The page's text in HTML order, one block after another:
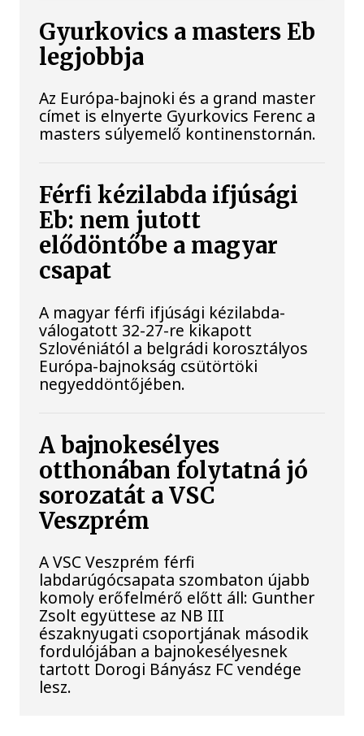
Gyurkovics a masters Eb
legjobbja
Az Európa-bajnoki és a grand master
címet is elnyerte Gyurkovics Ferenc a
masters súlyemelő kontinenstornán.
Férfi kézilabda ifjúsági
Eb: nem jutott
elődöntőbe a magyar
csapat
A magyar férfi ifjúsági kézilabda-
válogatott 32-27-re kikapott
Szlovéniától a belgrádi korosztályos
Európa-bajnokság csütörtöki
negyeddöntőjében.
A bajnokesélyes
otthonában folytatná jó
sorozatát a VSC
Veszprém
A VSC Veszprém férfi
labdarúgócsapata szombaton újabb
komoly erőfelmérő előtt áll: Gunther
Zsolt együttese az NB III
északnyugati csoportjának második
fordulójában a bajnokesélyesnek
tartott Dorogi Bányász FC vendége
lesz.